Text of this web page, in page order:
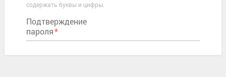
содержать буквы и цифры.
Подтверждение
пароля